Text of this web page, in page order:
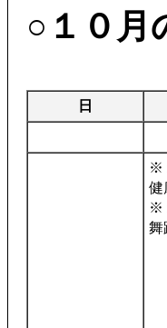
○１０月
日
※
健
※
舞